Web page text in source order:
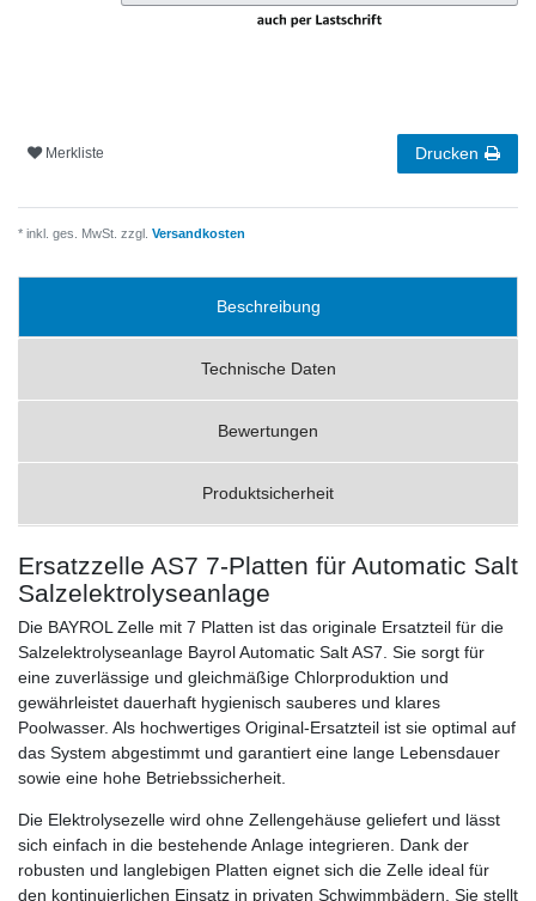
Merkliste Drucken
* inkl. ges. MwSt. zzgl. Versandkosten
Beschreibung
Technische Daten
Bewertungen
Produktsicherheit
Ersatzzelle AS7 7-Platten für Automatic Salt
Salzelektrolyseanlage
Die BAYROL Zelle mit 7 Platten ist das originale Ersatzteil für die
Salzelektrolyseanlage Bayrol Automatic Salt AS7. Sie sorgt für
eine zuverlässige und gleichmäßige Chlorproduktion und
gewährleistet dauerhaft hygienisch sauberes und klares
Poolwasser. Als hochwertiges Original-Ersatzteil ist sie optimal auf
das System abgestimmt und garantiert eine lange Lebensdauer
sowie eine hohe Betriebssicherheit.
Die Elektrolysezelle wird ohne Zellengehäuse geliefert und lässt
sich einfach in die bestehende Anlage integrieren. Dank der
robusten und langlebigen Platten eignet sich die Zelle ideal für
den kontinuierlichen Einsatz in privaten Schwimmbädern. Sie stellt